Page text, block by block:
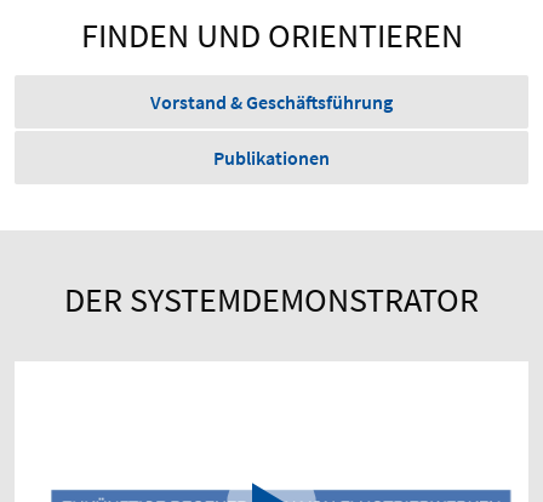
FINDEN UND ORIENTIEREN
Vorstand & Geschäftsführung
Publikationen
DER SYSTEMDEMONSTRATOR